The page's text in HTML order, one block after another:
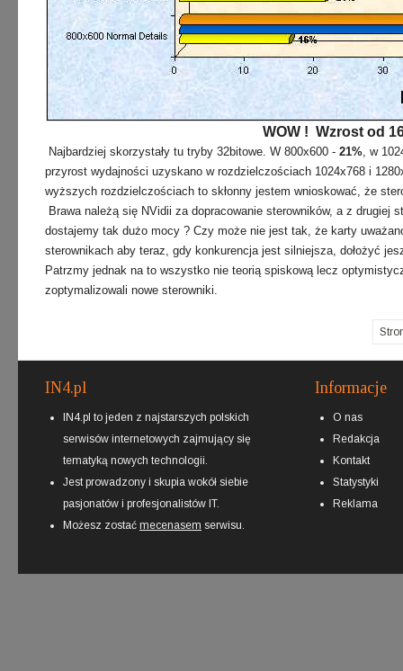
WOW ! Wzrost od
Najbardziej skorzystały tu tryby 32bitowe. W 800x600 - 21%, w
przyrost wydajności uzyskano w rozdzielczościach 1024x768 i
wyższych rozdzielczościach to skłonny jestem wnioskować, że
Brawa należą się NVidii za dopracowanie sterowników, a z drugiej
dostajemy tak dużo mocy ? Czy może nie jest tak, że karty
sterownikach aby teraz, gdy konkurencja jest silniejsza, dołożyć
Patrzmy jednak na to wszystko nie teorią spiskową lecz
zoptymalizowali nowe sterowniki.
IN4.pl
IN4.pl to jeden z najstarszych polskich
serwisów internetowych zajmujący się
tematyką nowych technologii.
Jest prowadzony i skupia wokół siebie
pasjonatów i profesjonalistów IT.
Możesz zostać mecenasem serwisu.
Informacje
O nas
Redakcja
Kontakt
Statystyki
Reklama